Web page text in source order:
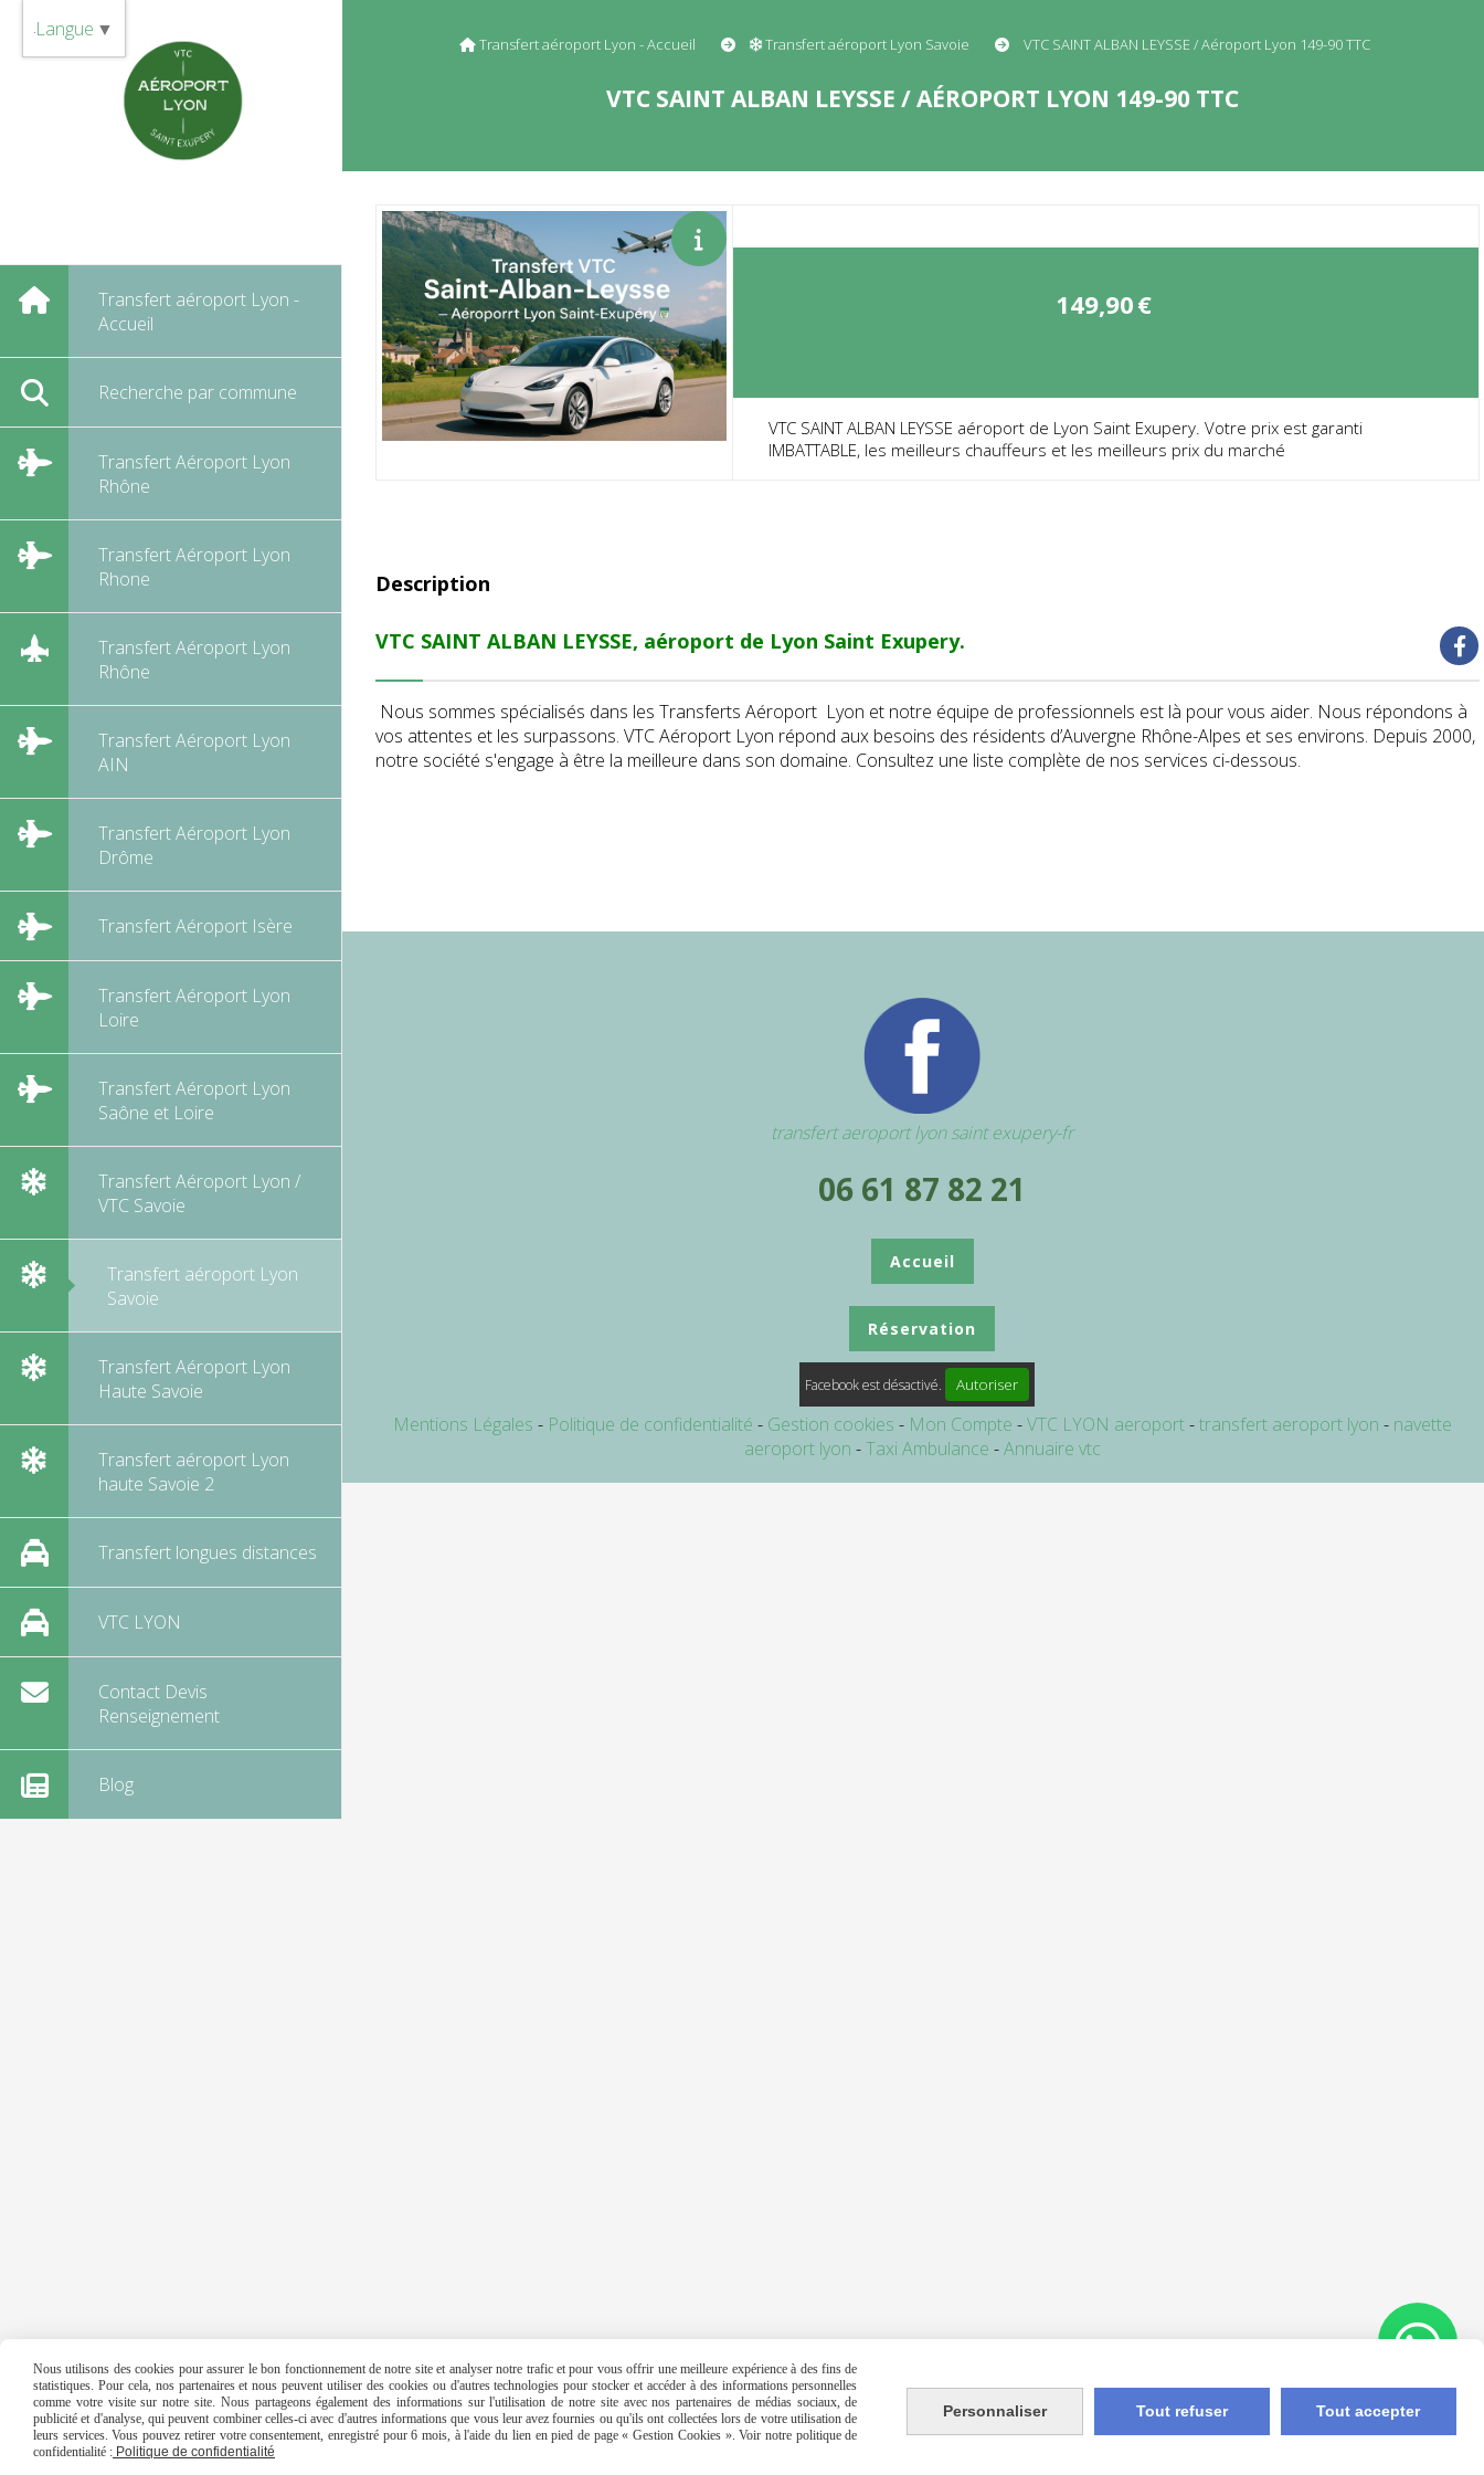
Transfert aéroport Lyon -
Accueil
Recherche par commune
Transfert Aéroport Lyon
Rhône
Transfert Aéroport Lyon
Rhone
Transfert Aéroport Lyon
Rhône
Transfert Aéroport Lyon
AIN
Transfert Aéroport Lyon
Drôme
Transfert Aéroport Isère
Transfert Aéroport Lyon
Loire
Transfert Aéroport Lyon
Saône et Loire
Transfert Aéroport Lyon /
VTC Savoie
Transfert aéroport Lyon
Savoie
Transfert Aéroport Lyon
Haute Savoie
Transfert aéroport Lyon
haute Savoie 2
Transfert longues distances
VTC LYON
Contact Devis
Renseignement
Blog
Transfert aéroport Lyon - Accueil Transfert aéroport Lyon Savoie VTC SAINT ALBAN LEYSSE / Aéroport Lyon 149-90 TTC
VTC SAINT ALBAN LEYSSE / AÉROPORT LYON 149-90 TTC
149,90€
VTC SAINT ALBAN LEYSSE aéroport de Lyon Saint Exupery. Votre prix est garanti
IMBATTABLE, les meilleurs chauffeurs et les meilleurs prix du marché
Description
VTC SAINT ALBAN LEYSSE, aéroport de Lyon Saint Exupery.
Nous sommes spécialisés dans les Transferts Aéroport Lyon et notre équipe de professionnels est là pour vous aider. Nous répondons à
vos attentes et les surpassons. VTC Aéroport Lyon répond aux besoins des résidents d’Auvergne Rhône-Alpes et ses environs. Depuis 2000,
notre société s'engage à être la meilleure dans son domaine. Consultez une liste complète de nos services ci-dessous.
transfert aeroport lyon saint exupery-fr
06 61 87 82 21
Accueil
Réservation
Facebook est désactivé. Autoriser
Mentions Légales Politique de confidentialité Gestion cookies Mon Compte VTC LYON aeroport transfert aeroport lyon
navette
aeroport lyon
Taxi Ambulance Annuaire vtc
Langue ▼
Nous utilisons des cookies pour assurer le bon fonctionnement de notre site et analyser notre trafic et pour vous offrir une meilleure expérience à des fins de
statistiques. Pour cela, nos partenaires et nous peuvent utiliser des cookies ou d'autres technologies pour stocker et accéder à des informations personnelles
comme votre visite sur notre site. Nous partageons également des informations sur l'utilisation de notre site avec nos partenaires de médias sociaux, de
publicité et d'analyse, qui peuvent combiner celles-ci avec d'autres informations que vous leur avez fournies ou qu'ils ont collectées lors de votre utilisation de
leurs services. Vous pouvez retirer votre consentement, enregistré pour 6 mois, à l'aide du lien en pied de page « Gestion Cookies ». Voir notre politique de
confidentialité : Politique de confidentialité
Personnaliser Tout refuser Tout accepter